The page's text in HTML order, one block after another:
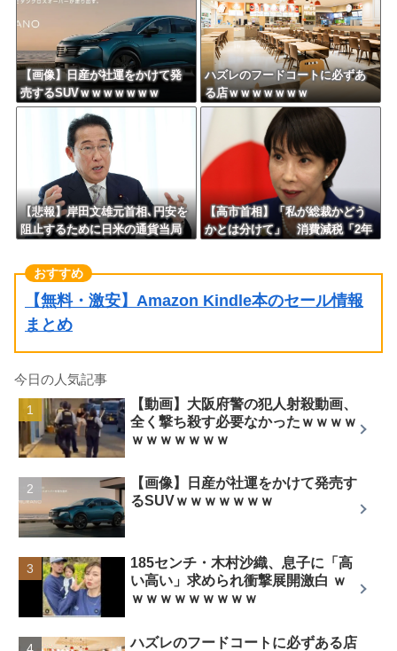
【画像】日産が社運をかけて発
売するSUVｗｗｗｗｗｗｗ
ハズレのフードコートに必ずあ
る店ｗｗｗｗｗｗｗ
【悲報】岸田文雄元首相､円安を
阻止するために日米の通貨当局
ぎに過ぎない｣との認識を示す
【高市首相】「私が総裁かどう
かとは分けて」 消費減税「2年
【無料・激安】Amazon Kindle本のセール情報
まとめ
今日の人気記事
【動画】大阪府警の犯人射殺動画、
全く撃ち殺す必要なかったｗｗｗｗ
ｗｗｗｗｗｗｗ
【画像】日産が社運をかけて発売す
るSUVｗｗｗｗｗｗｗ
185センチ・木村沙織、息子に「高
い高い」求められ衝撃展開激白 ｗ
ｗｗｗｗｗｗｗｗｗ
ハズレのフードコートに必ずある店